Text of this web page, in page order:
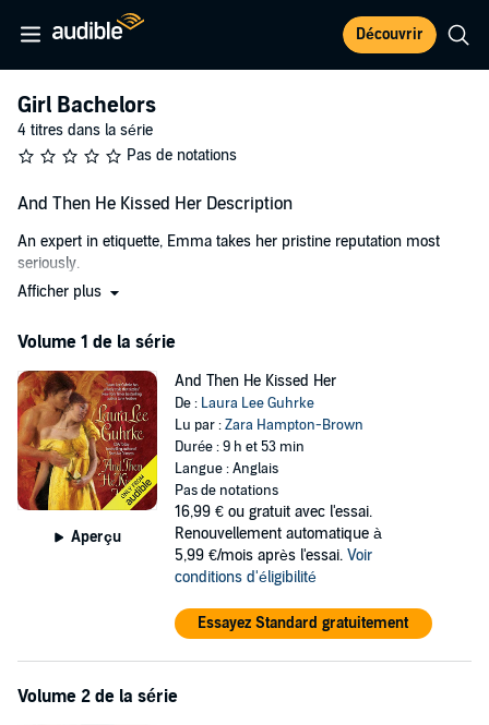
Découvrir
Girl Bachelors
4 titres dans la série
Pas de notations
And Then He Kissed Her Description
An expert in etiquette, Emma takes her pristine reputation most
seriously.
But the devilish Lord Marlowe is determined to prove that some
Afficher plus
Volume 1 de la série
Aperçu
And Then He Kissed Her
De : Laura Lee Guhrke
Lu par :Zara Hampton-Brown
Durée : 9 h et 53 min
Langue : Anglais
Pas de notations
16,99 € ou gratuit avec l'essai.
Renouvellement automatique à
5,99 €/mois après l'essai. Voir
conditions d'éligibilité
Essayez Standard gratuitement
Volume 2 de la série